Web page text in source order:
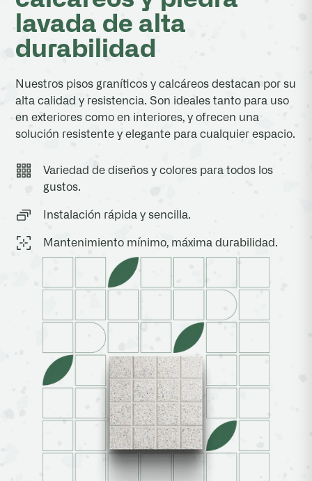
lavada de alta
durabilidad
Nuestros pisos graníticos y calcáreos destacan por su
alta calidad y resistencia. Son ideales tanto para uso
en exteriores como en interiores, y ofrecen una
solución resistente y elegante para cualquier espacio.
Variedad de diseños y colores para todos los
gustos.
Instalación rápida y sencilla.
Mantenimiento mínimo, máxima durabilidad.